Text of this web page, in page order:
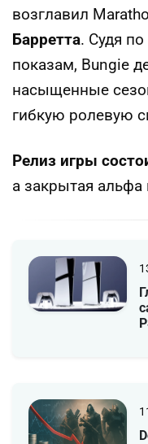
возглавил
Барретта. Судя
показам, Bungie
насыщенные
гибкую ролевую
Релиз игры
а закрытая альфа